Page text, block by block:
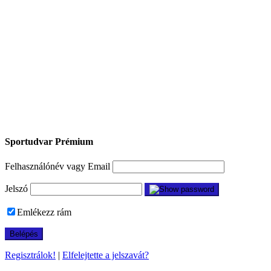
Sportudvar Prémium
Felhasználónév vagy Email
Jelszó
Emlékezz rám
Regisztrálok! | Elfelejtette a jelszavát?